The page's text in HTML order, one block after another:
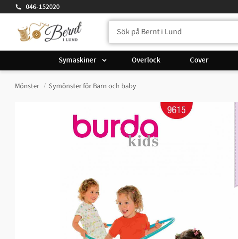
046-152020
Symaskiner Overlock Cover
Mönster Symönster för Barn och baby